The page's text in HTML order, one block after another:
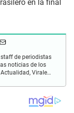
en la final
de periodistas
noticias de los
Virales,